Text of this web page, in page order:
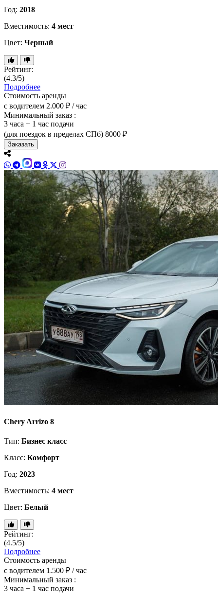
Год: 2018
Вместимость: 4 мест
Цвет: Черный
Рейтинг:
(4.3/5)
Подробнее
Стоимость аренды
с водителем 2.000 ₽ / час
Минимальный заказ :
3 часа + 1 час подачи
(для поездок в пределах СПб) 8000 ₽
Заказать
Chery Arrizo 8
Тип: Бизнес класс
Класс: Комфорт
Год: 2023
Вместимость: 4 мест
Цвет: Белый
Рейтинг:
(4.5/5)
Подробнее
Стоимость аренды
с водителем 1.500 ₽ / час
Минимальный заказ :
3 часа + 1 час подачи